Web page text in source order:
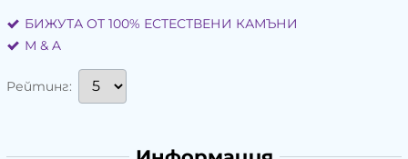
БИЖУТА ОТ 100% ЕСТЕСТВЕНИ КАМЪНИ
М & A
Рейтинг: